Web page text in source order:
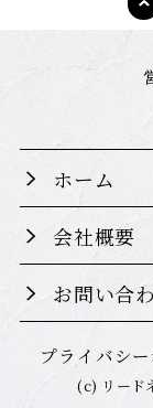
ホーム
会社概要
お問い合
プライバシ
(c) リード